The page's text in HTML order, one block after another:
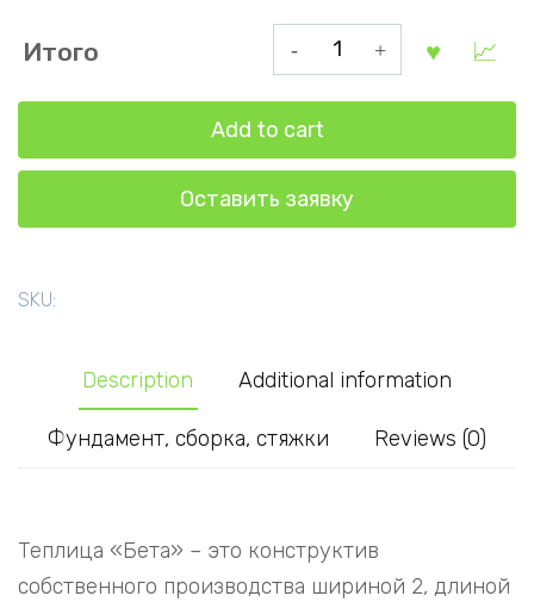
Прямостенная
теплица
Бета
2
на
8
метров
Add to cart
Оставить заявку
Итого
SKU:
Description Additional information
Фундамент, сборка, стяжки Reviews (0)
Теплица «Бета» – это конструктив
собственного производства шириной 2, длиной